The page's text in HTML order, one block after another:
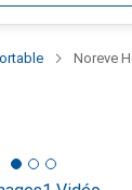
Noreve